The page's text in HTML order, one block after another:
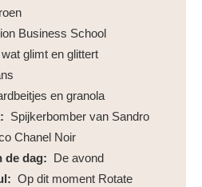
Business School
glimt en glittert
en granola
Spijkerbomber van Sandro
Chanel Noir
de dag: De avond
Op dit moment Rotate